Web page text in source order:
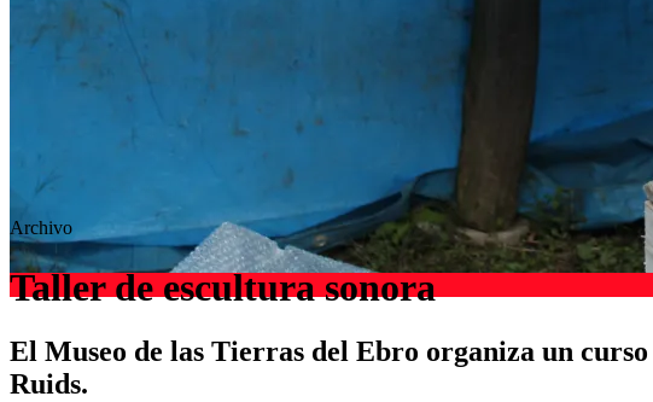
Archivo
Taller de escultura sonora
El Museo de las Tierras del Ebro organiza un
Ruids.